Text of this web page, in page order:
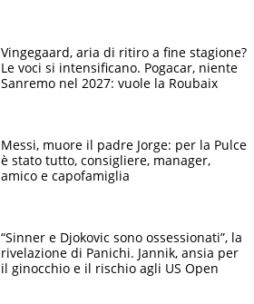
Vingegaard, aria di ritiro a fine stagione?
Le voci si intensificano. Pogacar, niente
Sanremo nel 2027: vuole la Roubaix
Messi, muore il padre Jorge: per la Pulce
è stato tutto, consigliere, manager,
amico e capofamiglia
“Sinner e Djokovic sono ossessionati”, la
rivelazione di Panichi. Jannik, ansia per
il ginocchio e il rischio agli US Open